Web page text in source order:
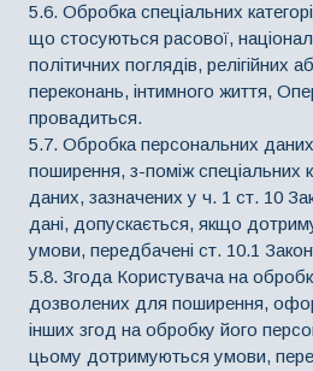
5.6. Обробка спеціальних
що стосуються расової,
політичних поглядів, релігійних
переконань, інтимного життя,
провадиться.
5.7. Обробка персональних
поширення, з-поміж спеціальних
даних, зазначених у ч. 1 ст. 10
дані, допускається, якщо
умови, передбачені ст. 10.1
5.8. Згода Користувача на
дозволених для поширення,
інших згод на обробку його
цьому дотримуються умови,